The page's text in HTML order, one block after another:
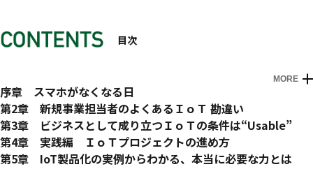
目次
MORE
はじめに 難解なＩｏＴを、わかりやすく
本書の登場人物紹介
これだけはおさえておきたい用語集
序章 スマホがなくなる日
1 手帳を持っている？
2 シンギュラリティに向かっていく世界
3 最も身近なＩｏＴ機器
4 プライバシーが筒抜け？
第2章 新規事業担当者のよくあるＩｏＴ 勘違い
1 かつてＩＴがあった立場に、ＩｏＴがある
2 インターネットにつながったモノを作ればいいと思っていな
いか？
第3章 ビジネスとして成り立つＩｏＴの条件は“Usable”
条件1 多くの人が欲しいと思えること
条件1 補足 ニッチな需要を狙うのはあり？
第4章 実践編 ＩｏＴプロジェクトの進め方
1 ＩｏＴプロジェクトはなぜ難しいのか
第5章 IoT製品化の実例からわかる、本当に必要な力とは